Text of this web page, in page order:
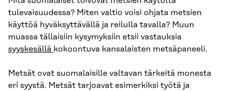
tulevaisuudessa? Miten valtio voisi ohjata metsien
käyttöä hyväksyttävällä ja reilulla tavalla? Muun
muassa tällaisiin kysymyksiin etsii vastauksia
syyskesällä kokoontuva kansalaisten metsäpaneeli.
Metsät ovat suomalaisille valtavan tärkeitä monesta
eri syystä. Metsät tarjoavat esimerkiksi työtä ja